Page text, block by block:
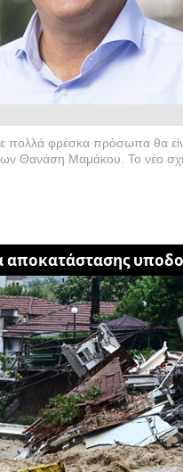
πολλά φρέσκα πρόσωπα θα
Θανάση Μαμάκου. Το νέο
αποκατάστασης